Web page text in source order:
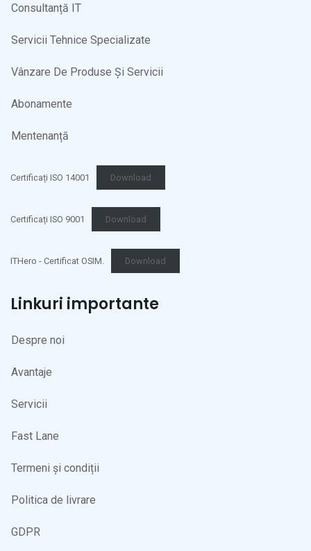
Consultanță IT
Servicii Tehnice Specializate
Vânzare De Produse Și Servicii
Abonamente
Mentenanță
Certificați ISO 14001 Download
Certificați ISO 9001 Download
ITHero - Certificat OSIM. Download
Linkuri importante
Despre noi
Avantaje
Servicii
Fast Lane
Termeni și condiții
Politica de livrare
GDPR